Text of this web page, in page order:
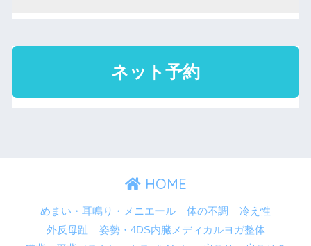
HOME
めまい・耳鳴り・メニエール 体の不調
冷え性
外反母趾
姿勢・4DS内臓メディカルヨガ整体